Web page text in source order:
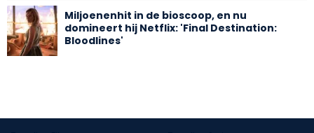
Miljoenenhit in de bioscoop, en nu
domineert hij Netflix: 'Final Destination:
Bloodlines'